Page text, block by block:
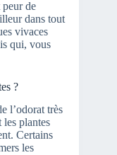
peur de
dans tout
vivaces
qui, vous
?
l’odorat très
les plantes
Certains
les